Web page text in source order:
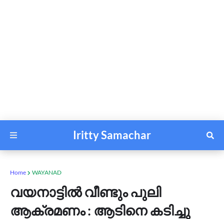
Iritty Samachar
Home WAYANAD
വയനാട്ടിൽ വീണ്ടും പുലി
ആക്രമണം : ആടിനെ കടിച്ചു